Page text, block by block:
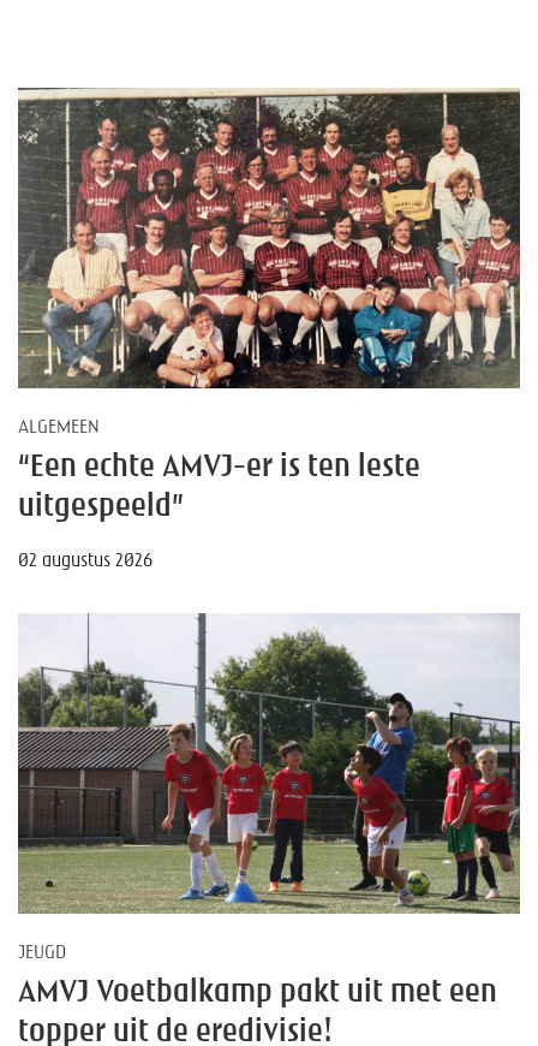
ALGEMEEN
“Een echte AMVJ-er is ten leste
uitgespeeld”
02 augustus 2026
JEUGD
AMVJ Voetbalkamp pakt uit met een
topper uit de eredivisie!